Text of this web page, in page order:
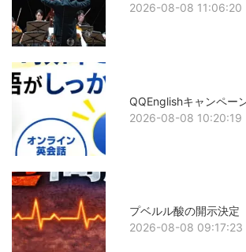
2026-08-08 11:06:20
QQEnglishキャンペー
2026-08-08 10:20:19
プベルル酸の開示決定
2026-08-08 09:17:23